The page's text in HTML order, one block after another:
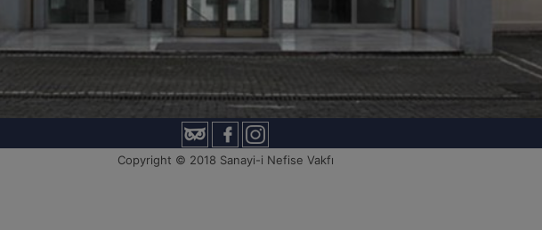
Copyright © 2018 Sanayi-i Nefise Vakfı